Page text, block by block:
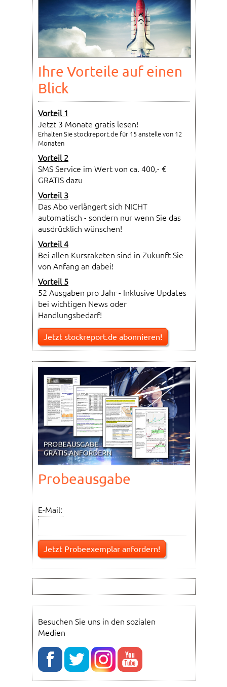
Ihre Vorteile auf einen
Blick
Vorteil 1
Jetzt 3 Monate gratis lesen!
Erhalten Sie stockreport.de für 15 anstelle von 12
Monaten
Vorteil 2
SMS Service im Wert von ca. 400,- €
GRATIS dazu
Vorteil 3
Das Abo verlängert sich NICHT
automatisch - sondern nur wenn Sie das
ausdrücklich wünschen!
Vorteil 4
Bei allen Kursraketen sind in Zukunft Sie
von Anfang an dabei!
Vorteil 5
52 Ausgaben pro Jahr - Inklusive Updates
bei wichtigen News oder
Handlungsbedarf!
Jetzt stockreport.de abonnieren!
Probeausgabe
E-Mail:
Besuchen Sie uns in den sozialen
Medien